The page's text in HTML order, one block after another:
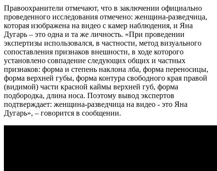
Правоохранители отмечают, что в заключении официально
проведенного исследования отмечено: женщина-разведчица,
которая изображена на видео с камер наблюдения, и Яна
Дугарь – это одна и та же личность. «При проведении
экспертизы использовался, в частности, метод визуального
сопоставления признаков внешности, в ходе которого
установлено совпадение следующих общих и частных
признаков: форма и степень наклона лба, форма переносицы,
форма верхней губы, форма контура свободного края правой
(видимой) части красной каймы верхней губ, форма
подбородка, длина носа. Поэтому вывод экспертов
подтверждает: женщина-разведчица на видео - это Яна
Дугарь», – говорится в сообщении.